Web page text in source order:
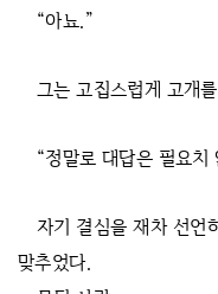
“아뇨.”
그는 고집스럽게 고개
“정말로 대답은 필요치
자기 결심을 재차 선언
맞추었다.